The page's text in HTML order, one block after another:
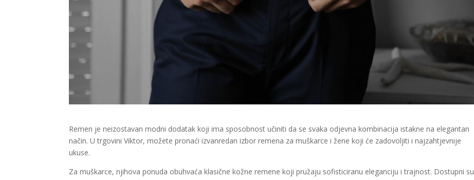
Remen je neizostavan modni dodatak koji ima sposobnost učiniti da se svaka odjevna kombinacija istakne na elegantan
način. U trgovini Viktor, možete pronaći izvanredan izbor remena za muškarce i žene koji će zadovoljiti i najzahtjevnije
ukuse.
Za muškarce, njihova ponuda obuhvaća klasične kožne remene koji pružaju sofisticiranu eleganciju i trajnost. Dostupni su